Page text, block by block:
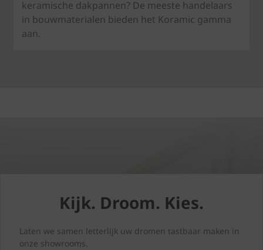
keramische dakpannen? De meeste handelaars
in bouwmaterialen bieden het Koramic gamma
aan.
Kijk. Droom. Kies.
Laten we samen letterlijk uw dromen tastbaar maken in
onze showrooms.